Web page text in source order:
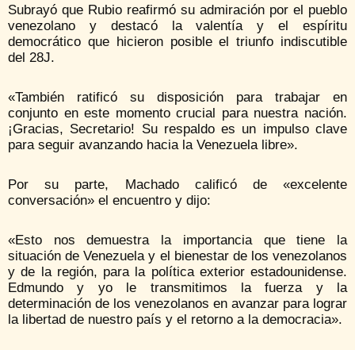
Subrayó que Rubio reafirmó su admiración por el pueblo
venezolano y destacó la valentía y el espíritu
democrático que hicieron posible el triunfo indiscutible
del 28J.
«También ratificó su disposición para trabajar en
conjunto en este momento crucial para nuestra nación.
¡Gracias, Secretario! Su respaldo es un impulso clave
para seguir avanzando hacia la Venezuela libre».
Por su parte, Machado calificó de «excelente
conversación» el encuentro y dijo:
«Esto nos demuestra la importancia que tiene la
situación de Venezuela y el bienestar de los venezolanos
y de la región, para la política exterior estadounidense.
Edmundo y yo le transmitimos la fuerza y la
determinación de los venezolanos en avanzar para lograr
la libertad de nuestro país y el retorno a la democracia».